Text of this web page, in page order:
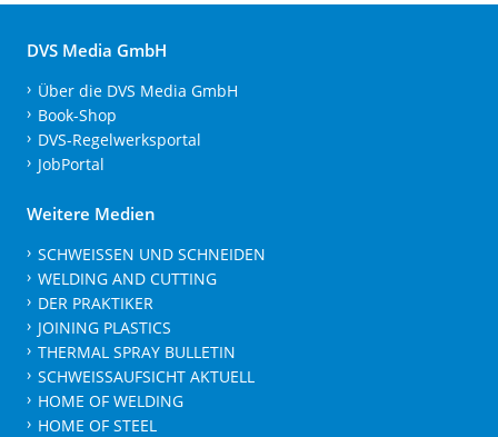
DVS Media GmbH
Über die DVS Media GmbH
Book-Shop
DVS-Regelwerksportal
JobPortal
Weitere Medien
SCHWEISSEN UND SCHNEIDEN
WELDING AND CUTTING
DER PRAKTIKER
JOINING PLASTICS
THERMAL SPRAY BULLETIN
SCHWEISSAUFSICHT AKTUELL
HOME OF WELDING
HOME OF STEEL